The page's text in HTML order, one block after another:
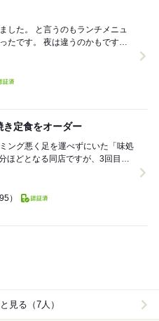
ンチメニュ
うのかもです
き定食をオーダー
ング悪く足を運べずにいた「味処
）
見る（7人）